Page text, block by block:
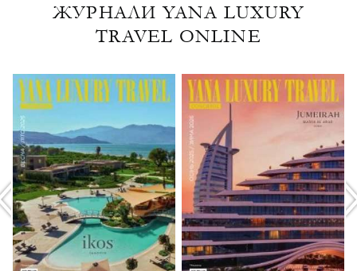
ЖУРНАЛИ YANA LUXURY
TRAVEL ONLINE